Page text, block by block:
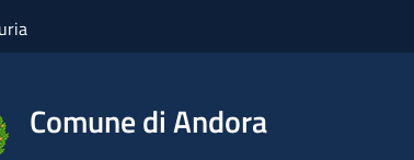
Comune di Andora